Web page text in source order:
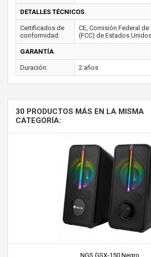
DETALLES TÉCNICOS
Certificados de
conformidad:
CE, Comisión Federal
(FCC) de Estados
GARANTÍA
Duración: 2 años
30 PRODUCTOS MÁS EN LA MISMA
CATEGORÍA:
NGS GSX-150 Negro...